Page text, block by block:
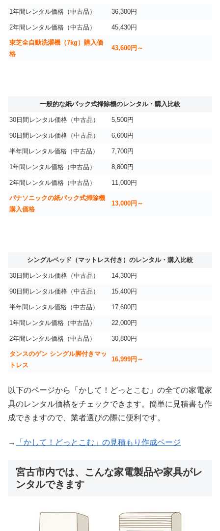
1年間レンタル価格（中古品） 36,300円
2年間レンタル価格（中古品） 45,430円
東芝全自動洗濯機（7kg）購入価
格
43,600円～
一般的な紙パック式掃除機のレンタル・購入比較
30日間レンタル価格（中古品） 5,500円
90日間レンタル価格（中古品） 6,600円
半年間レンタル価格（中古品） 7,700円
1年間レンタル価格（中古品） 8,800円
2年間レンタル価格（中古品） 11,000円
パナソニックの紙パック式掃除機
購入価格
13,000円～
シングルベッド（マットレス付き）のレンタル・購入比較
30日間レンタル価格（中古品） 14,300円
90日間レンタル価格（中古品） 15,400円
半年間レンタル価格（中古品） 17,600円
1年間レンタル価格（中古品） 22,000円
2年間レンタル価格（中古品） 30,800円
タンスのゲン シングル脚付きマッ
トレス
16,999円～
以下のページから「かして！どっとこむ」の全ての家電家
具のレンタル価格をチェックできます。簡単に見積書も作
成できますので、業者選びの際に便利です。
→ 「かして！どっとこむ」の見積もり作成ページ
宮古市内では、こんな家電製品や家具がレ
ンタルできます